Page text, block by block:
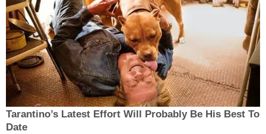
Tarantino’s Latest Effort Will Probably Be His Best To
Date